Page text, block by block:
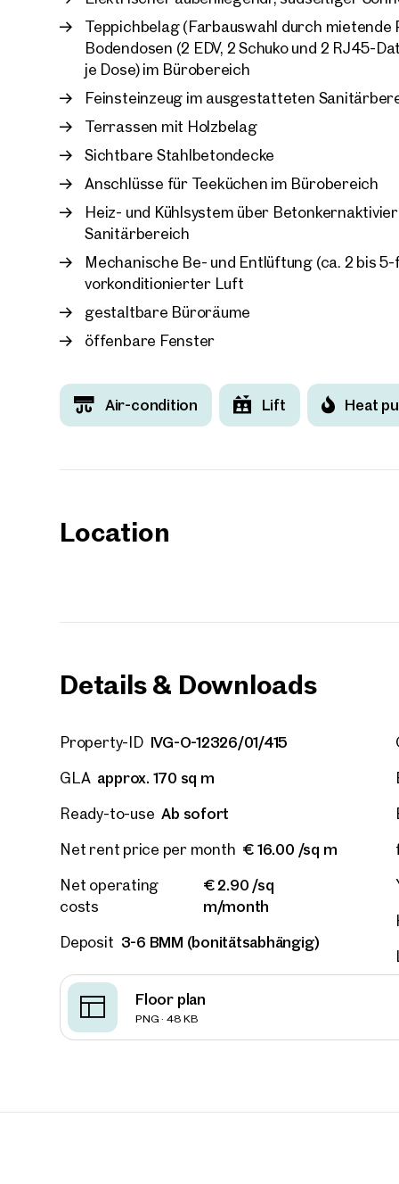
Teppichbelag (Farbauswahl durch mietende
Bodendosen (2 EDV, 2 Schuko und 2 RJ45-
je Dose) im Bürobereich
Feinsteinzeug im ausgestatteten
Terrassen mit Holzbelag
Sichtbare Stahlbetondecke
Anschlüsse für Teeküchen im Bürobereich
Heiz- und Kühlsystem über
Sanitärbereich
Mechanische Be- und Entlüftung (ca. 2 bis
vorkonditionierter Luft
gestaltbare Büroräume
öffenbare Fenster
Air-condition Lift Heat
Location
Details & Downloads
Property-ID IVG-O-12326/01/415
GLA approx. 170 sq m
Ready-to-use Ab sofort
Net rent price per month € 16.00 /sq m
Net operating
costs
€ 2.90 /sq
m/month
Deposit 3-6 BMM (bonitätsabhängig)
Floor plan
PNG · 48 KB
First
I